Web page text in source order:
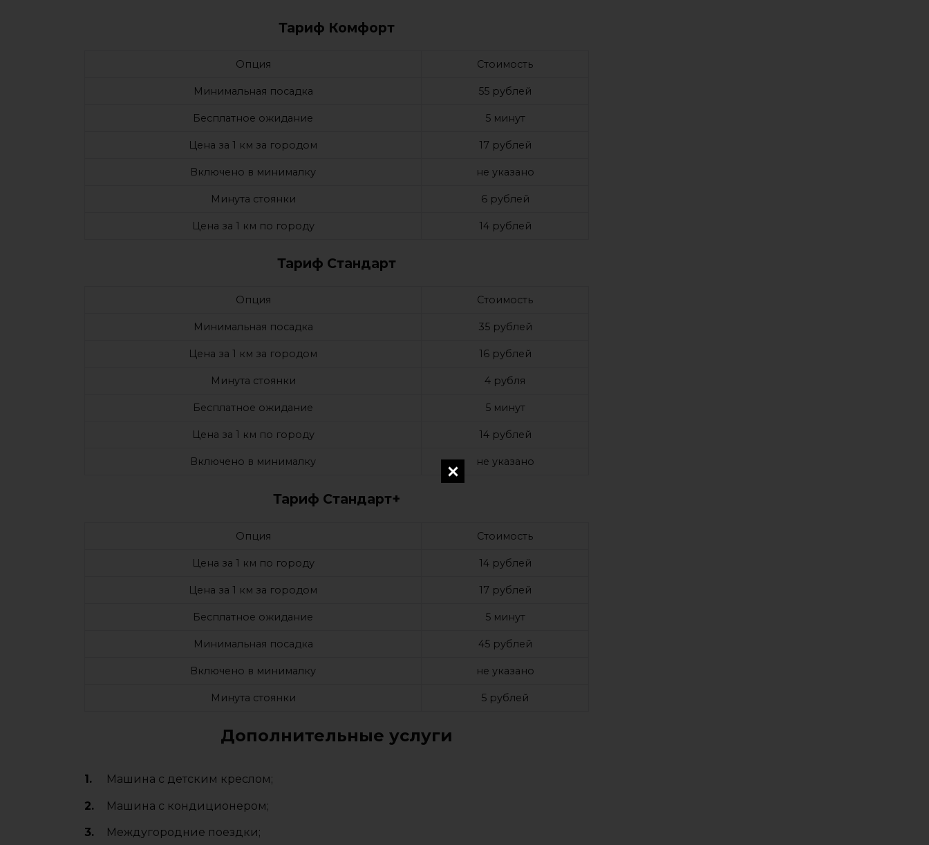
Тариф Комфорт
Опция Стоимость
Минимальная посадка 55 рублей
Бесплатное ожидание 5 минут
Цена за 1 км за городом 17 рублей
Включено в минималку не указано
Минута стоянки 6 рублей
Цена за 1 км по городу 14 рублей
Тариф Стандарт
Опция Стоимость
Минимальная посадка 35 рублей
Цена за 1 км за городом 16 рублей
Минута стоянки 4 рубля
Бесплатное ожидание 5 минут
Цена за 1 км по городу 14 рублей
Включено в минималку не указано
Тариф Стандарт+
Опция Стоимость
Цена за 1 км по городу 14 рублей
Цена за 1 км за городом 17 рублей
Бесплатное ожидание 5 минут
Минимальная посадка 45 рублей
Включено в минималку не указано
Минута стоянки 5 рублей
Дополнительные услуги
Машина с детским креслом;
Машина с кондиционером;
Междугородние поездки;